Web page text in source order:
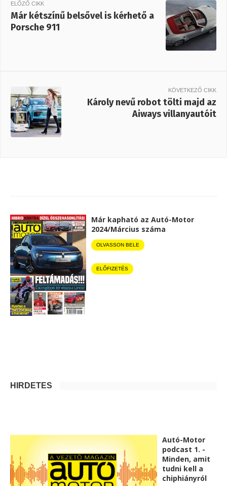
ELŐZŐ CIKK
Már kétszínű belsővel is kérhető a
Porsche 911
KÖVETKEZŐ CIKK
Károly nevű robot tölti majd az
Aiways villanyautóit
Már kapható az Autó-Motor
2024/Március száma
OLVASSON BELE
ELŐFIZETÉS
HIRDETÉS
Autó-Motor
podcast 1. -
Minden, amit
tudni kell a
chiphiányról